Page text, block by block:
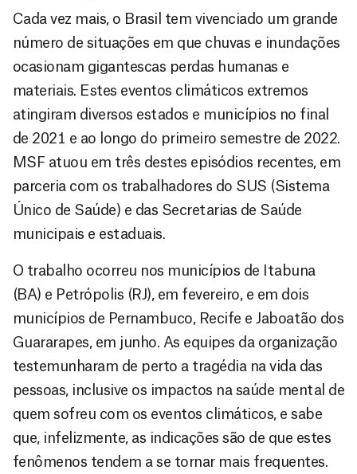
Cada vez mais, o Brasil tem vivenciado um grande
número de situações em que chuvas e inundações
ocasionam gigantescas perdas humanas e
materiais. Estes eventos climáticos extremos
atingiram diversos estados e municípios no final
de 2021 e ao longo do primeiro semestre de 2022.
MSF atuou em três destes episódios recentes, em
parceria com os trabalhadores do SUS (Sistema
Único de Saúde) e das Secretarias de Saúde
municipais e estaduais.
O trabalho ocorreu nos municípios de Itabuna
(BA) e Petrópolis (RJ), em fevereiro, e em dois
municípios de Pernambuco, Recife e Jaboatão dos
Guararapes, em junho. As equipes da organização
testemunharam de perto a tragédia na vida das
pessoas, inclusive os impactos na saúde mental de
quem sofreu com os eventos climáticos, e sabe
que, infelizmente, as indicações são de que estes
fenômenos tendem a se tornar mais frequentes.